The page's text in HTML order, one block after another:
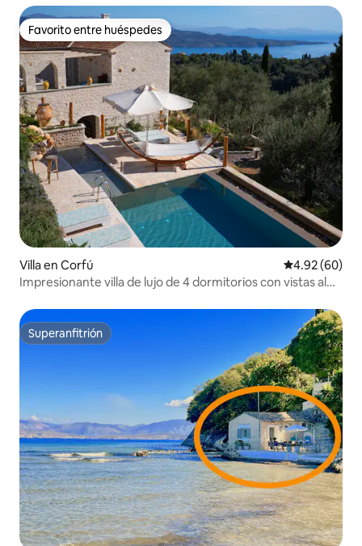
Favorito entre huéspedes
Favorito entre huéspedes
Villa en Corfú Calificación
4.92 (60)
Impresionante villa de lujo de 4 dormitorios con vistas al
Superanfitrión
Superanfitrión